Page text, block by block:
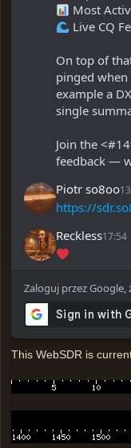
Most
Live CQ
On top of
pinged
example a
single
Join the
feedback —
Piotr so8oo
https://
Reckless17:54
Zaloguj przez Google,
This WebSDR is